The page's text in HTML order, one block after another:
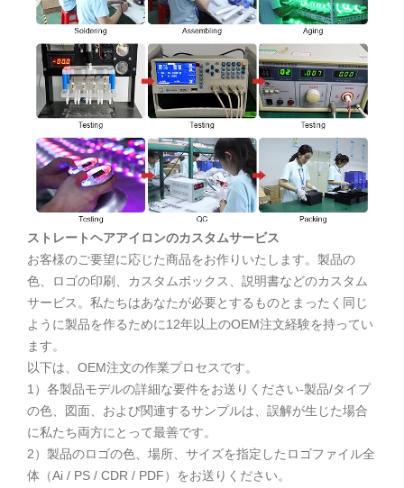
ストレートヘアアイロンのカスタムサービス
お客様のご要望に応じた商品をお作りいたします。製品の
色、ロゴの印刷、カスタムボックス、説明書などのカスタム
サービス。私たちはあなたが必要とするものとまったく同じ
ように製品を作るために12年以上のOEM注文経験を持ってい
ます。
以下は、OEM注文の作業プロセスです。
1）各製品モデルの詳細な要件をお送りください-製品/タイプ
の色、図面、および関連するサンプルは、誤解が生じた場合
に私たち両方にとって最善です。
2）製品のロゴの色、場所、サイズを指定したロゴファイル全
体（Ai / PS / CDR / PDF）をお送りください。